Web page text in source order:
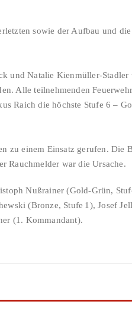
sowie der Aufbau und
und Natalie Kienmüller-
Alle teilnehmenden
Raich die höchste Stufe 6 –
zu einem Einsatz gerufen. Die
Rauchmelder war die Ursache.
Nußrainer (Gold-Grün,
(Bronze, Stufe 1), Josef
(1. Kommandant).